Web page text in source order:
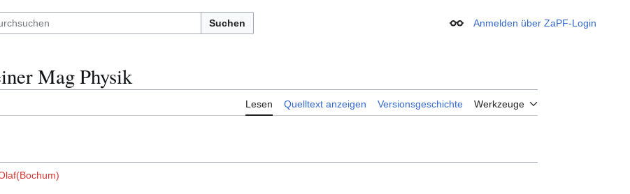
Suchen Erscheinungsbild
Anmelden über ZaPF-Login
Mag Physik
Lesen Quelltext anzeigen Versionsgeschichte Werkzeuge